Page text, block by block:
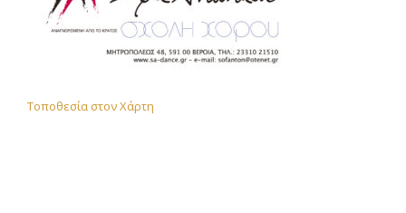
Τοποθεσία στον Χάρτη